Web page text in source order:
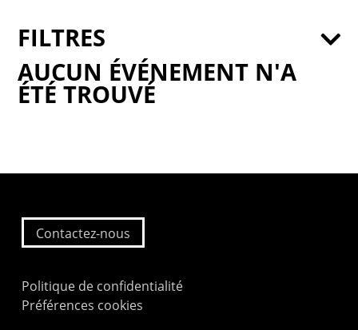
AUCUN ÉVÉNEMENT N'A
ÉTÉ TROUVÉ
FILTRES
Contactez-nous
Politique de confidentialité
Préférences cookies